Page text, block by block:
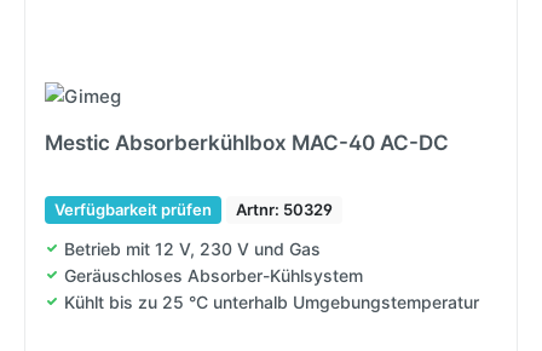
Mestic Absorberkühlbox MAC-40 AC-DC
Verfügbarkeit prüfen Artnr: 50329
Betrieb mit 12 V, 230 V und Gas
Geräuschloses Absorber-Kühlsystem
Kühlt bis zu 25 °C unterhalb Umgebungstemperatur